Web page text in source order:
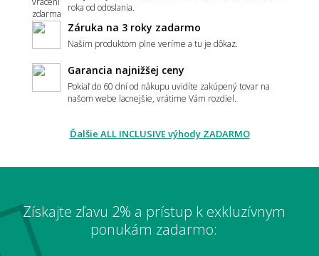
Ako spoznám kvalitný metrážny koberec?
Aký typ vlasu je najvhodnejší - slučkový,
alebo strihaný?
Môžem si nechať zaslať vopred vzorku
materiálu?
roka od odoslania.
Záruka na 3 roky zadarmo
Našim produktom plne veríme a tu je dôkaz.
Garancia najnižšej ceny
Pokiaľ do 60 dní od nákupu uvidíte zakúpený tovar na
našom webe lacnejšie, vrátime Vám rozdiel.
Ďalšie ALL INCLUSIVE výhody ZADARMO
Získajte zľavu 2% a prístup k exkluzívnym
ponukám zadarmo: